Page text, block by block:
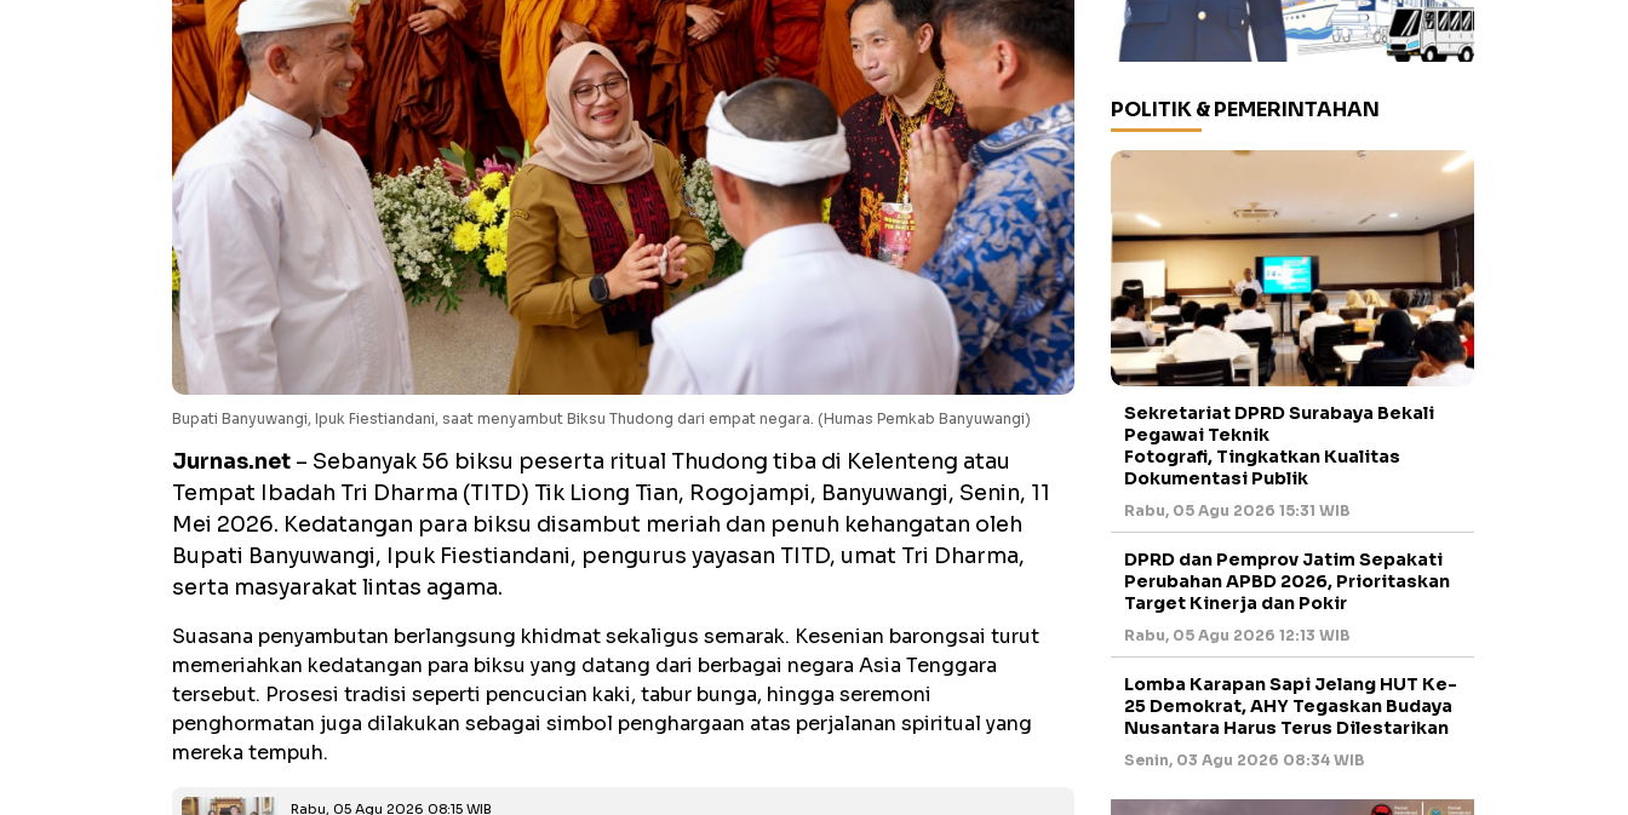
Bupati Banyuwangi, Ipuk Fiestiandani, saat menyambut Biksu Thudong dari empat negara. (Humas Pemkab Banyuwangi)
Jurnas.net – Sebanyak 56 biksu peserta ritual Thudong tiba di Kelenteng atau
Tempat Ibadah Tri Dharma (TITD) Tik Liong Tian, Rogojampi, Banyuwangi, Senin, 11
Mei 2026. Kedatangan para biksu disambut meriah dan penuh kehangatan oleh
Bupati Banyuwangi, Ipuk Fiestiandani, pengurus yayasan TITD, umat Tri Dharma,
serta masyarakat lintas agama.
Suasana penyambutan berlangsung khidmat sekaligus semarak. Kesenian barongsai turut
memeriahkan kedatangan para biksu yang datang dari berbagai negara Asia Tenggara
tersebut. Prosesi tradisi seperti pencucian kaki, tabur bunga, hingga seremoni
penghormatan juga dilakukan sebagai simbol penghargaan atas perjalanan spiritual yang
mereka tempuh.
Rabu, 05 Agu 2026 08:15 WIB
POLITIK & PEMERINTAHAN
Sekretariat DPRD Surabaya Bekali
Pegawai Teknik
Fotografi, Tingkatkan Kualitas
Dokumentasi Publik
Rabu, 05 Agu 2026 15:31 WIB
DPRD dan Pemprov Jatim Sepakati
Perubahan APBD 2026, Prioritaskan
Target Kinerja dan Pokir
Rabu, 05 Agu 2026 12:13 WIB
Lomba Karapan Sapi Jelang HUT Ke-
25 Demokrat, AHY Tegaskan Budaya
Nusantara Harus Terus Dilestarikan
Senin, 03 Agu 2026 08:34 WIB